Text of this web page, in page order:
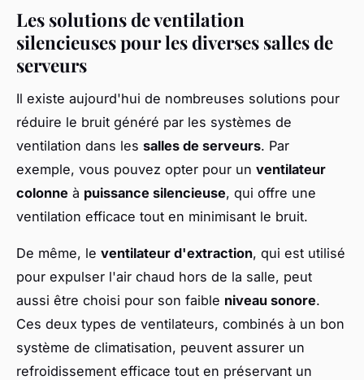
Les solutions de ventilation
silencieuses pour les diverses salles de
serveurs
Il existe aujourd'hui de nombreuses solutions pour
réduire le bruit généré par les systèmes de
ventilation dans les salles de serveurs. Par
exemple, vous pouvez opter pour un ventilateur
colonne à puissance silencieuse, qui offre une
ventilation efficace tout en minimisant le bruit.
De même, le ventilateur d'extraction, qui est utilisé
pour expulser l'air chaud hors de la salle, peut
aussi être choisi pour son faible niveau sonore.
Ces deux types de ventilateurs, combinés à un bon
système de climatisation, peuvent assurer un
refroidissement efficace tout en préservant un